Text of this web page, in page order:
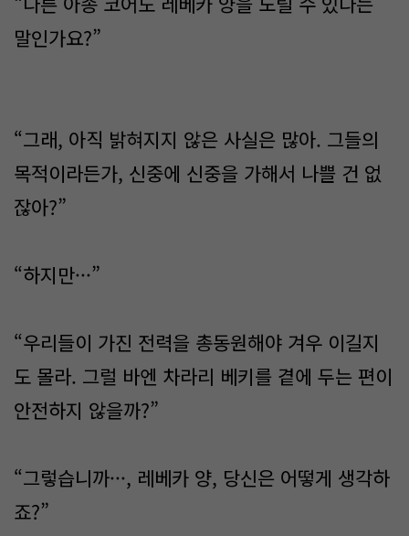
말인가요?”
“그래, 아직 밝혀지지 않은 사실은 많아. 그들의
목적이라든가, 신중에 신중을 가해서 나쁠 건 없
잖아?”
“하지만···”
“우리들이 가진 전력을 총동원해야 겨우 이길지
도 몰라. 그럴 바엔 차라리 베키를 곁에 두는 편이
안전하지 않을까?”
“그렇습니까···, 레베카 양, 당신은 어떻게 생각하
죠?”